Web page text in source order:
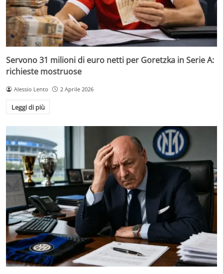
Servono 31 milioni di euro netti per Goretzka in Serie A:
richieste mostruose
Alessio Lento 2 Aprile 2026
Leggi di più